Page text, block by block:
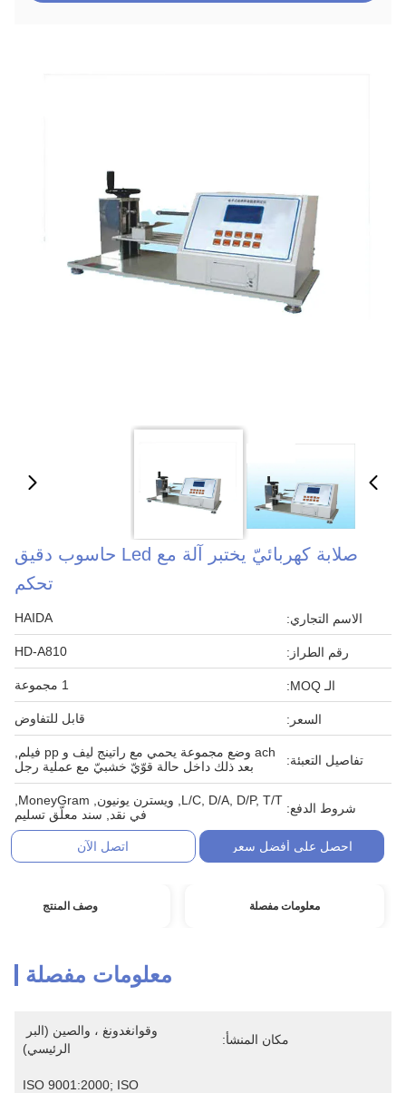
صلابة كهربائيّ يختبر آلة مع Led حاسوب دقيق
تحكم
الاسم التجاري: HAIDA
رقم الطراز: HD-A810
الـ MOQ: 1 مجموعة
السعر: قابل للتفاوض
تفاصيل التعبئة:
ach وضع مجموعة يحمي مع راتينج ليف و pp فيلم,
بعد ذلك داخل حالة قوّيّ خشبيّ مع عملية رجل
شروط الدفع:
في نقد, سند معلّق تسليم
احصل على أفضل سعر اتصل الآن
معلومات مفصلة وصف المنتج
معلومات مفصلة
مكان المنشأ:
الرئيسي)
ISO 9001:2000; ISO